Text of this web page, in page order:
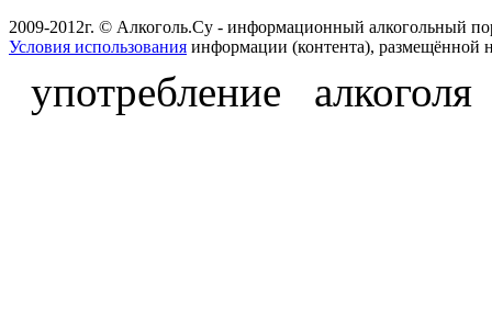
2009-2012г. © Алкоголь.Су - информационный алкогольный
Условия использования информации (контента), размещённой
употребление